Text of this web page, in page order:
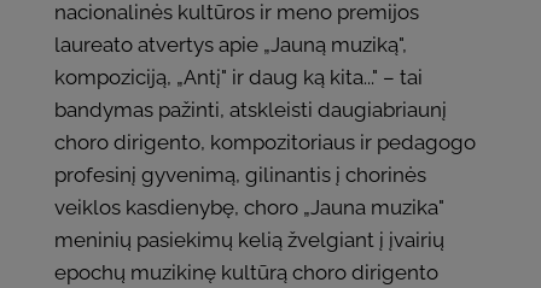
nacionalinės kultūros ir meno premijos
laureato atvertys apie „Jauną muziką",
kompoziciją, „Antį" ir daug ką kita..." – tai
bandymas pažinti, atskleisti daugiabriaunį
choro dirigento, kompozitoriaus ir pedagogo
profesinį gyvenimą, gilinantis į chorinės
veiklos kasdienybę, choro „Jauna muzika"
meninių pasiekimų kelią žvelgiant į įvairių
epochų muzikinę kultūrą choro dirigento